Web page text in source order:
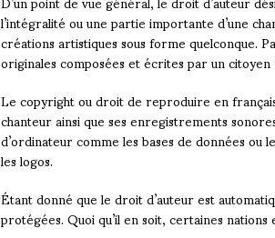
l’intégralité ou une partie importante d’une
créations artistiques sous forme quelconque.
originales composées et écrites par un
Le copyright ou droit de reproduire en
chanteur ainsi que ses enregistrements
d’ordinateur comme les bases de données ou
les logos.
Étant donné que le droit d’auteur est
protégées. Quoi qu’il en soit, certaines